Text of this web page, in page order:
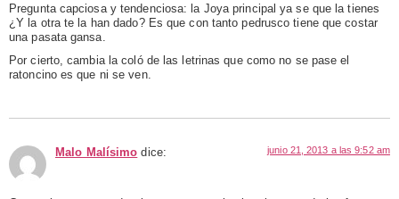
Pregunta capciosa y tendenciosa: la Joya principal ya se que la tienes
¿Y la otra te la han dado? Es que con tanto pedrusco tiene que costar
una pasata gansa.
Por cierto, cambia la coló de las letrinas que como no se pase el
ratoncino es que ni se ven.
Malo Malísimo dice: junio 21, 2013 a las 9:52 am